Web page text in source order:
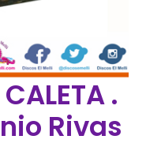
.
Rivas